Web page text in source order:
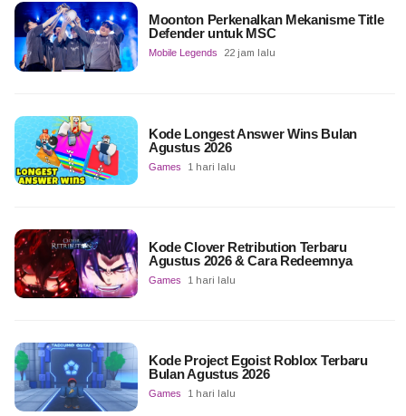
Moonton Perkenalkan Mekanisme Title
Defender untuk MSC
Mobile Legends 22 jam lalu
Kode Longest Answer Wins Bulan
Agustus 2026
Games 1 hari lalu
Kode Clover Retribution Terbaru
Agustus 2026 & Cara Redeemnya
Games 1 hari lalu
Kode Project Egoist Roblox Terbaru
Bulan Agustus 2026
Games 1 hari lalu